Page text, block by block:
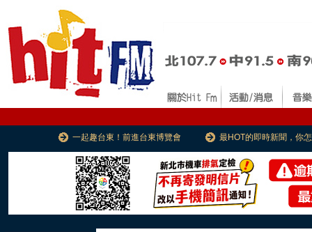
一起趣台東！前進台東博覽會 最HOT的即時新聞，你